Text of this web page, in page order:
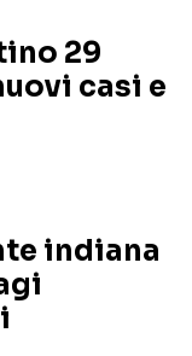
29
casi e
indiana